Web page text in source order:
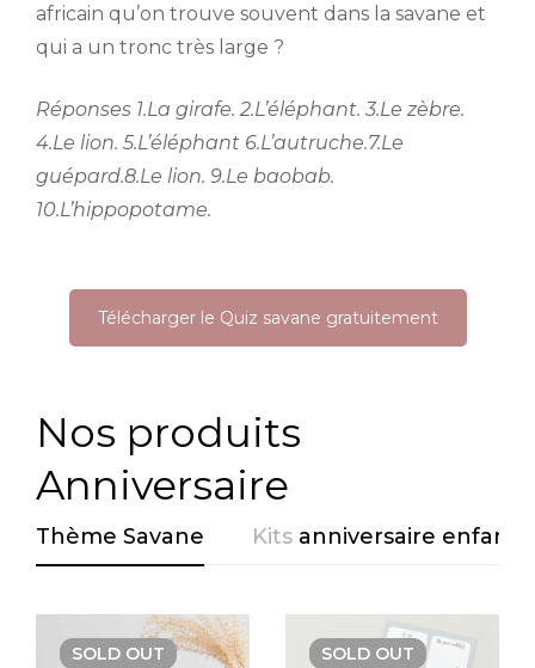
africain qu’on trouve souvent dans la savane et
qui a un tronc très large ?
Réponses 1.La girafe. 2.L’éléphant. 3.Le zèbre.
4.Le lion. 5.L’éléphant 6.L’autruche.7.Le
guépard.8.Le lion. 9.Le baobab.
10.L’hippopotame.
Télécharger le Quiz savane gratuitement
Nos produits
Anniversaire
Thème Savane Kits anniversaire enfant
SOLD OUT SOLD OUT